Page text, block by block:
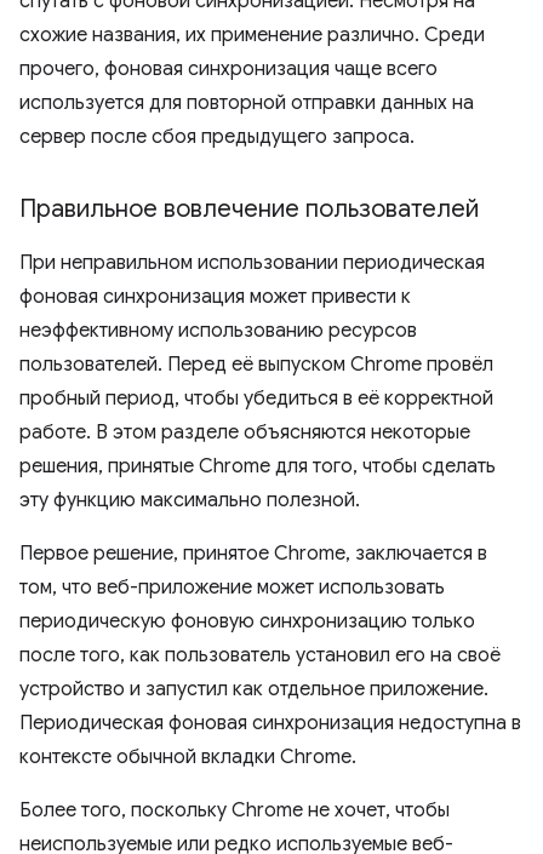
схожие названия, их применение различно. Среди
прочего, фоновая синхронизация чаще всего
используется для повторной отправки данных на
сервер после сбоя предыдущего запроса.
Правильное вовлечение пользователей
При неправильном использовании периодическая
фоновая синхронизация может привести к
неэффективному использованию ресурсов
пользователей. Перед её выпуском Chrome провёл
пробный период, чтобы убедиться в её корректной
работе. В этом разделе объясняются некоторые
решения, принятые Chrome для того, чтобы сделать
эту функцию максимально полезной.
Первое решение, принятое Chrome, заключается в
том, что веб-приложение может использовать
периодическую фоновую синхронизацию только
после того, как пользователь установил его на своё
устройство и запустил как отдельное приложение.
Периодическая фоновая синхронизация недоступна в
контексте обычной вкладки Chrome.
Более того, поскольку Chrome не хочет, чтобы
неиспользуемые или редко используемые веб-